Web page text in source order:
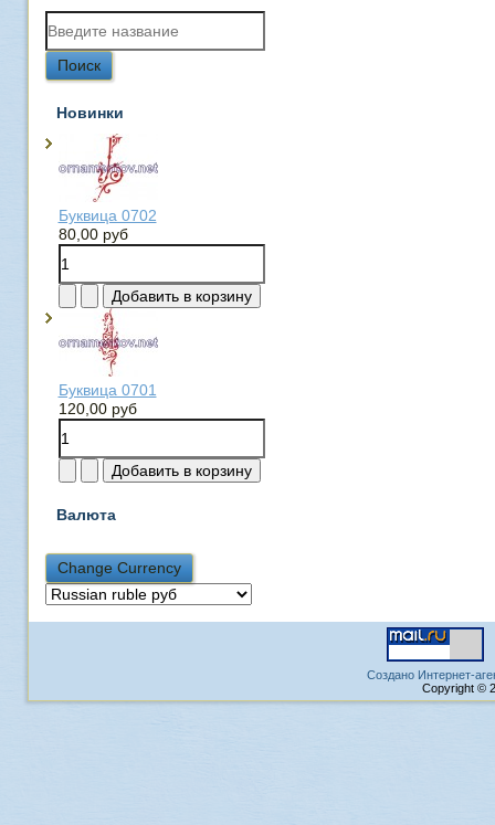
Новинки
Буквица 0702
80,00 руб
Буквица 0701
120,00 руб
Валюта
Создано Интернет-
Copyright ©